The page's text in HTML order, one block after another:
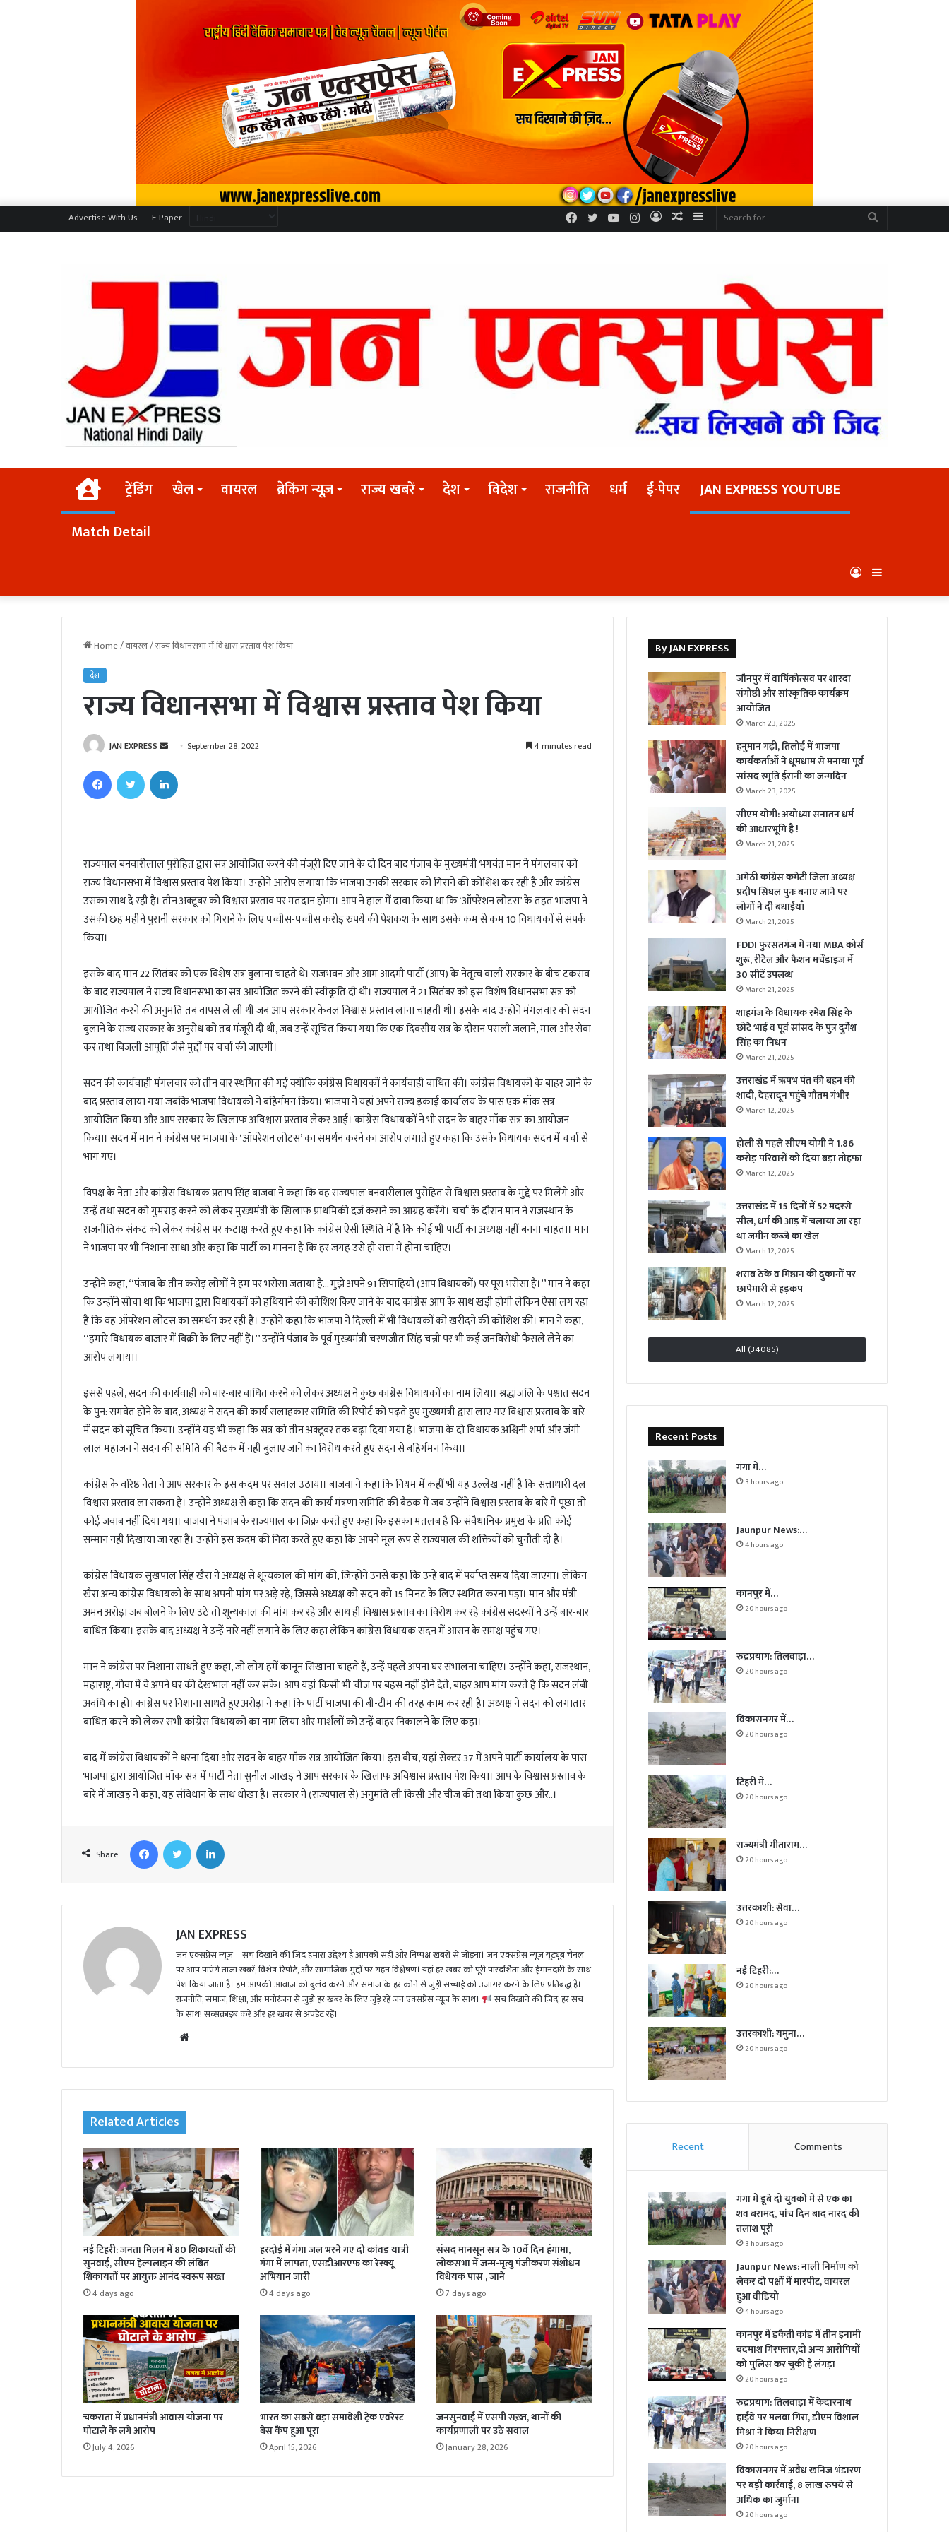
Advertise With Us E-Paper Sidebar
Random
Log
Instagram
YouTube
Twitter
Facebook
Homeट्रेंडिंग खेल वायरल ब्रेकिंग न्यूज़ राज्य खबरें देश विदेश राजनीति धर्म ई-पेपर
JAN EXPRESS YOUTUBE
Match Detail
Log
In
Home/वायरल/राज्य विधानसभा में विश्वास प्रस्ताव पेश किया
देश
राज्य विधानसभा में विश्वास प्रस्ताव पेश किया
JAN EXPRESS
d
m
a
i
l
September 28, 2022 4 minutes read
राज्यपाल बनवारीलाल पुरोहित द्वारा सत्र आयोजित करने की मंजूरी दिए जाने के दो दिन बाद पंजाब के मुख्यमंत्री भगवंत मान ने मंगलवार को
राज्य विधानसभा में विश्वास प्रस्ताव पेश किया। उन्होंने आरोप लगाया कि भाजपा उनकी सरकार को गिराने की कोशिश कर रही है और कांग्रेस
उसका साथ दे रही है। तीन अक्टूबर को विश्वास प्रस्ताव पर मतदान होगा। आप ने हाल में दावा किया था कि ‘ऑपरेशन लोटस’ के तहत भाजपा ने
उसकी छह महीने पुरानी सरकार को गिराने के लिए पच्चीस-पच्चीस करोड़ रुपये की पेशकश के साथ उसके कम से कम 10 विधायकों से संपर्क
किया।
इसके बाद मान 22 सितंबर को एक विशेष सत्र बुलाना चाहते थे। राजभवन और आम आदमी पार्टी (आप) के नेतृत्व वाली सरकार के बीच टकराव
के बाद राज्यपाल ने राज्य विधानसभा का सत्र आयोजित करने की स्वीकृति दी थी। राज्यपाल ने 21 सितंबर को इस विशेष विधानसभा सत्र को
आयोजित करने की अनुमति तब वापस ले ली थी जब आप सरकार केवल विश्वास प्रस्ताव लाना चाहती थी। इसके बाद उन्होंने मंगलवार को सदन
बुलाने के राज्य सरकार के अनुरोध को तब मंजूरी दी थी, जब उन्हें सूचित किया गया कि एक दिवसीय सत्र के दौरान पराली जलाने, माल और सेवा
कर तथा बिजली आपूर्ति जैसे मुद्दों पर चर्चा की जाएगी।
सदन की कार्यवाही मंगलवार को तीन बार स्थगित की गई क्योंकि कांग्रेस विधायकों ने कार्यवाही बाधित की। कांग्रेस विधायकों के बाहर जाने के
बाद प्रस्ताव लाया गया जबकि भाजपा विधायकों ने बहिर्गमन किया। भाजपा ने यहां अपने राज्य इकाई कार्यालय के पास एक मॉक सत्र
आयोजित किया और आप सरकार के खिलाफ अविश्वास प्रस्ताव लेकर आई। कांग्रेस विधायकों ने भी सदन के बाहर मॉक सत्र का आयोजन
किया। सदन में मान ने कांग्रेस पर भाजपा के ‘ऑपरेशन लोटस’ का समर्थन करने का आरोप लगाते हुए कहा कि उसके विधायक सदन में चर्चा से
भाग गए।
विपक्ष के नेता और कांग्रेस विधायक प्रताप सिंह बाजवा ने कहा कि वह राज्यपाल बनवारीलाल पुरोहित से विश्वास प्रस्ताव के मुद्दे पर मिलेंगे और
उन्हें तथा सदन को गुमराह करने को लेकर मुख्यमंत्री के खिलाफ प्राथमिकी दर्ज कराने का आग्रह करेंगे। चर्चा के दौरान मान ने राजस्थान के
राजनीतिक संकट को लेकर कांग्रेस पर कटाक्ष करते हुए कहा कि कांग्रेस ऐसी स्थिति में है कि कोई भी पार्टी का अध्यक्ष नहीं बनना चाहता। मान
ने भाजपा पर भी निशाना साधा और कहा कि पार्टी का मानना है कि हर जगह उसे ही सत्ता में होना चाहिए।
उन्होंने कहा, ‘‘पंजाब के तीन करोड़ लोगों ने हम पर भरोसा जताया है… मुझे अपने 91 सिपाहियों (आप विधायकों) पर पूरा भरोसा है।’’ मान ने कहा
कि उन्होंने सोचा था कि भाजपा द्वारा विधायकों को हथियाने की कोशिश किए जाने के बाद कांग्रेस आप के साथ खड़ी होगी लेकिन ऐसा लग रहा
है कि वह ऑपरेशन लोटस का समर्थन कर रही है। उन्होंने कहा कि भाजपा ने दिल्ली में भी विधायकों को खरीदने की कोशिश की। मान ने कहा,
‘‘हमारे विधायक बाजार में बिक्री के लिए नहीं हैं।’’ उन्होंने पंजाब के पूर्व मुख्यमंत्री चरणजीत सिंह चन्नी पर भी कई जनविरोधी फैसले लेने का
आरोप लगाया।
इससे पहले, सदन की कार्यवाही को बार-बार बाधित करने को लेकर अध्यक्ष ने कुछ कांग्रेस विधायकों का नाम लिया। श्रद्धांजलि के पश्चात सदन
के पुन: समवेत होने के बाद, अध्यक्ष ने सदन की कार्य सलाहकार समिति की रिपोर्ट को पढ़ते हुए मुख्यमंत्री द्वारा लाए गए विश्वास प्रस्ताव के बारे
में सदन को सूचित किया। उन्होंने यह भी कहा कि सत्र को तीन अक्टूबर तक बढ़ा दिया गया है। भाजपा के दो विधायक अश्विनी शर्मा और जंगी
लाल महाजन ने सदन की समिति की बैठक में नहीं बुलाए जाने का विरोध करते हुए सदन से बहिर्गमन किया।
कांग्रेस के वरिष्ठ नेता ने आप सरकार के इस कदम पर सवाल उठाया। बाजवा ने कहा कि नियम में कहीं भी यह उल्लेख नहीं है कि सत्ताधारी दल
विश्वास प्रस्ताव ला सकता है। उन्होंने अध्यक्ष से कहा कि सदन की कार्य मंत्रणा समिति की बैठक में जब उन्होंने विश्वास प्रस्ताव के बारे में पूछा तो
कोई जवाब नहीं दिया गया। बाजवा ने पंजाब के राज्यपाल का जिक्र करते हुए कहा कि इसका मतलब है कि संवैधानिक प्रमुख के प्रति कोई
सम्मान नहीं दिखाया जा रहा है। उन्होंने इस कदम की निंदा करते हुए कहा कि आपने मूल रूप से राज्यपाल की शक्तियों को चुनौती दी है।
कांग्रेस विधायक सुखपाल सिंह खैरा ने अध्यक्ष से शून्यकाल की मांग की, जिन्होंने उनसे कहा कि उन्हें बाद में पर्याप्त समय दिया जाएगा। लेकिन
खैरा अन्य कांग्रेस विधायकों के साथ अपनी मांग पर अड़े रहे, जिससे अध्यक्ष को सदन को 15 मिनट के लिए स्थगित करना पड़ा। मान और मंत्री
अमन अरोड़ा जब बोलने के लिए उठे तो शून्यकाल की मांग कर रहे और साथ ही विश्वास प्रस्ताव का विरोध कर रहे कांग्रेस सदस्यों ने उन्हें बार-बार
बाधित किया। इसके बाद अध्यक्ष ने उन्हें नारे नहीं लगाने के लिए कहा लेकिन कांग्रेस विधायक सदन में आसन के समक्ष पहुंच गए।
मान ने कांग्रेस पर निशाना साधते हुए कहा, जो लोग हमें कानून सिखाना चाहते हैं, उन्हें पहले अपना घर संभालना चाहिए। उन्होंने कहा, राजस्थान,
महाराष्ट्र, गोवा में वे अपने घर की देखभाल नहीं कर सके। आप यहां किसी भी चीज पर बहस नहीं होने देते, बाहर आप मांग करते हैं कि सदन लंबी
अवधि का हो। कांग्रेस पर निशाना साधते हुए अरोड़ा ने कहा कि पार्टी भाजपा की बी-टीम की तरह काम कर रही है। अध्यक्ष ने सदन को लगातार
बाधित करने को लेकर सभी कांग्रेस विधायकों का नाम लिया और मार्शलों को उन्हें बाहर निकालने के लिए कहा।
बाद में कांग्रेस विधायकों ने धरना दिया और सदन के बाहर मॉक सत्र आयोजित किया। इस बीच, यहां सेक्टर 37 में अपने पार्टी कार्यालय के पास
भाजपा द्वारा आयोजित मॉक सत्र में पार्टी नेता सुनील जाखड़ ने आप सरकार के खिलाफ अविश्वास प्रस्ताव पेश किया। आप के विश्वास प्रस्ताव के
बारे में जाखड़ ने कहा, यह संविधान के साथ धोखा है। सरकार ने (राज्यपाल से) अनुमति ली किसी और चीज की तथा किया कुछ और..।
Share
JAN EXPRESS
जन एक्सप्रेस न्यूज़ – सच दिखाने की ज़िद हमारा उद्देश्य है आपको सही और निष्पक्ष खबरों से जोड़ना। जन एक्सप्रेस न्यूज़ यूट्यूब चैनल
पर आप पाएंगे ताजा खबरें, विशेष रिपोर्ट, और सामाजिक मुद्दों पर गहन विश्लेषण। यहां हर खबर को पूरी पारदर्शिता और ईमानदारी के साथ
पेश किया जाता है। हम आपकी आवाज़ को बुलंद करने और समाज के हर कोने से जुड़ी सच्चाई को उजागर करने के लिए प्रतिबद्ध हैं।
राजनीति, समाज, शिक्षा, और मनोरंजन से जुड़ी हर खबर के लिए जुड़े रहें जन एक्सप्रेस न्यूज़ के साथ।
सच दिखाने की ज़िद, हर सच
के साथ! सब्सक्राइब करें और हर खबर से अपडेट रहें।
te
Related Articles
नई टिहरी: जनता मिलन में 80 शिकायतों की
सुनवाई, सीएम हेल्पलाइन की लंबित
शिकायतों पर आयुक्त आनंद स्वरूप सख्त
4 days ago
हरदोई में गंगा जल भरने गए दो कांवड़ यात्री
गंगा में लापता, एसडीआरएफ का रेस्क्यू
अभियान जारी
4 days ago
संसद मानसून सत्र के 10वें दिन हंगामा,
लोकसभा में जन्म-मृत्यु पंजीकरण संशोधन
विधेयक पास , जाने
7 days ago
चकराता में प्रधानमंत्री आवास योजना पर
घोटाले के लगे आरोप
July 4, 2026
भारत का सबसे बड़ा समावेशी ट्रेक एवरेस्ट
बेस कैंप हुआ पूरा
April 15, 2026
जनसुनवाई में एसपी सख़्त, थानों की
कार्यप्रणाली पर उठे सवाल
January 28, 2026
By JAN EXPRESS
जौनपुर में वार्षिकोत्सव पर शारदा
संगोष्ठी और सांस्कृतिक कार्यक्रम
आयोजित
March 23, 2025
हनुमान गढ़ी, तिलोई में भाजपा
कार्यकर्ताओं ने धूमधाम से मनाया पूर्व
सांसद स्मृति ईरानी का जन्मदिन
March 23, 2025
सीएम योगी: अयोध्या सनातन धर्म
की आधारभूमि है !
March 21, 2025
अमेठी कांग्रेस कमेटी जिला अध्यक्ष
प्रदीप सिंघल पुनः बनाए जाने पर
लोगों ने दी बधाईयाँ
March 21, 2025
FDDI फुरसतगंज में नया MBA कोर्स
शुरू, रीटेल और फैशन मर्चेंडाइज में
30 सीटें उपलब्ध
March 21, 2025
शाहगंज के विधायक रमेश सिंह के
छोटे भाई व पूर्व सांसद के पुत्र दुर्गेश
सिंह का निधन
March 21, 2025
उत्तराखंड में ऋषभ पंत की बहन की
शादी, देहरादून पहुंचे गौतम गंभीर
March 12, 2025
होली से पहले सीएम योगी ने 1.86
करोड़ परिवारों को दिया बड़ा तोहफा
March 12, 2025
उत्तराखंड में 15 दिनों में 52 मदरसे
सील, धर्म की आड़ में चलाया जा रहा
था जमीन कब्जे का खेल
March 12, 2025
शराब ठेके व मिष्ठान की दुकानों पर
छापेमारी से हड़कंप
March 12, 2025
All (34085)
Recent Posts
गंगा में…
3 hours ago
Jaunpur News:…
4 hours ago
कानपुर में…
20 hours ago
रुद्रप्रयाग: तिलवाड़ा…
20 hours ago
विकासनगर में…
20 hours ago
टिहरी में…
20 hours ago
राज्यमंत्री गीताराम…
20 hours ago
उत्तरकाशी: सेवा…
20 hours ago
नई टिहरी:…
20 hours ago
उत्तरकाशी: यमुना…
20 hours ago
Recent Comments
गंगा में डूबे दो युवकों में से एक का
शव बरामद, पांच दिन बाद नारद की
तलाश पूरी
3 hours ago
Jaunpur News: नाली निर्माण को
लेकर दो पक्षों में मारपीट, वायरल
हुआ वीडियो
4 hours ago
कानपुर में डकैती कांड में तीन इनामी
बदमाश गिरफ्तार,दो अन्य आरोपियों
को पुलिस कर चुकी है लंगड़ा
20 hours ago
रुद्रप्रयाग: तिलवाड़ा में केदारनाथ
हाईवे पर मलबा गिरा, डीएम विशाल
मिश्रा ने किया निरीक्षण
20 hours ago
विकासनगर में अवैध खनिज भंडारण
पर बड़ी कार्रवाई, 8 लाख रुपये से
अधिक का जुर्माना
20 hours ago